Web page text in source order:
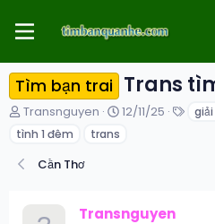
Tìm bạn trai Trans
T
r
e
a
Transnguyen
N
12/11/25
tình 1 đêm
trans
Cần Thơ
Transnguyen